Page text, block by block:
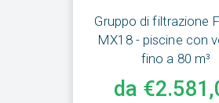
Gruppo di filtrazione
MX18 - piscine con
fino a 80 m³
da